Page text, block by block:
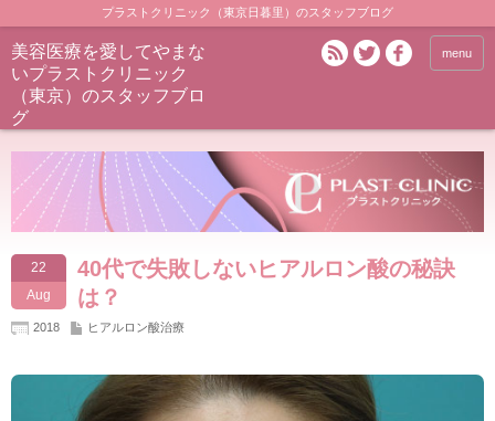
プラストクリニック（東京日暮里）のスタッフブログ
美容医療を愛してやまな
いプラストクリニック
（東京）のスタッフブロ
グ
menu
22
Aug
40代で失敗しないヒアルロン酸の秘訣
は？
2018 ヒアルロン酸治療